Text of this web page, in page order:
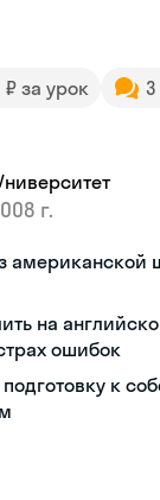
₽ за урок
3
г.
на
ошибок
к